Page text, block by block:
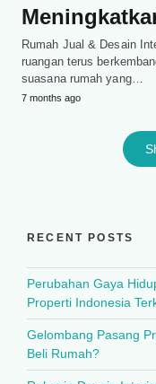
Rumah Jual & Desain
ruangan terus
suasana rumah yang…
7 months ago
RECENT POSTS
Perubahan Gaya
Properti Indonesia
Gelombang Pasang
Beli Rumah?